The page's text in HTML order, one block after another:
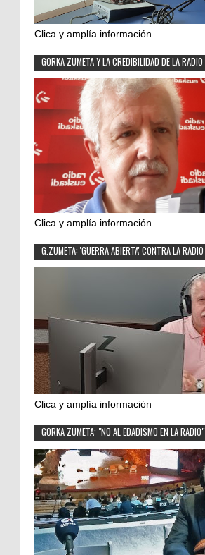
Clica y amplía información
GORKA ZUMETA Y LA CREDIBILIDAD DE LA RADIO
Clica y amplía información
G.ZUMETA: 'GUERRA ABIERTA' CONTRA LA RADIO
Clica y amplía información
GORKA ZUMETA: "NO AL EDADISMO EN LA RADIO"